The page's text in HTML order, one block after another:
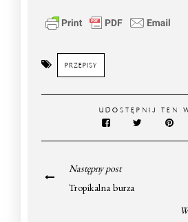
PRZEPISY
UDOSTĘPNIJ TEN
Następny post
Tropikalna burza